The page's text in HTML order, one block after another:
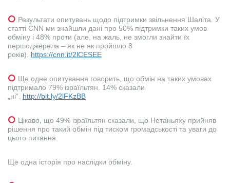
Результати опитувань щодо підтримки звільнення Шаліта. У
статті CNN ми знайшли дані про 50% підтримки таких умов
обміну і 48% проти (але, на жаль, не змогли знайти їх
першоджерела – як не як пройшло 8
років). https://cnn.it/2lCESEE
Ще одне опитування говорить, що обмін на таких умовах
підтримало 79% ізраїльтян. 14% сказали
„ні“. http://bit.ly/2lFKzBB
Цікаво, що 49% ізраїльтян сказали, що Нетаньяху прийняв
рішення про такий обмін під тиском громадськості та уваги до
цього питання.
Ще одна історія про наслідки обміну.